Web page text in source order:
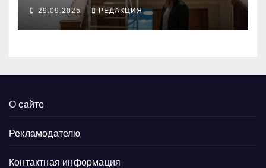
29.09.2025 РЕДАКЦИЯ
О сайте
Рекламодателю
Контактная информация